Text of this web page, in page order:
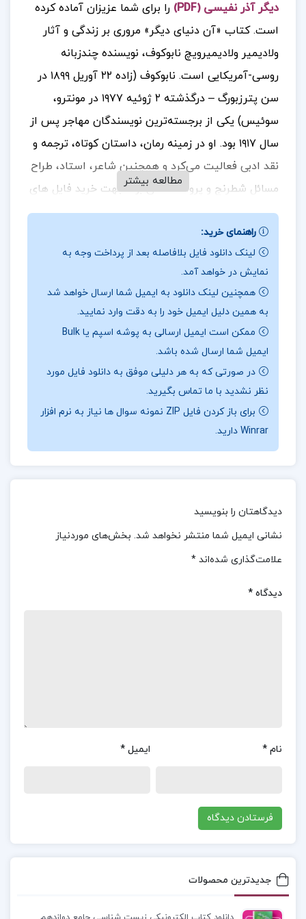
دیگر آذر نفیسی (PDF)
را برای شما عزیزان آماده کرده
است.کتاب «آن دنیای دیگر» مروری بر زندگی و آثار
ولادیمیر ولادیمیرویچ نابوکوف، نویسنده چندزبانه
روسی-آمریکایی است. نابوکوف (زاده ۲۲ آوریل ۱۸۹۹ در
سن پترزبورگ – درگذشته ۲ ژوئیه ۱۹۷۷ در مونترو،
سوئیس) یکی از برجسته‌ترین نویسندگان مهاجر پس از
سال ۱۹۱۷ بود. او در زمینه رمان، داستان کوتاه، ترجمه و
نقد ادبی فعالیت می‌کرد و همچنین شاعر، استاد، طراح
مسائل شطرنج و پروانه‌شناس بود. جهت خرید فایل های
بیشتر پروژه کدهرا دنبال کنید
درباره نویسنده کتاب آن دنیای دیگر آذر نفیسی :
نابوکوف به زبان‌های انگلیسی آمریکایی و روسی
می‌نوشت و بر زبان‌های فرانسوی و آلمانی نیز تسلط
داشت. آثار او تاثیر عمیقی بر ادبیات قرن بیستم
داشتند و او را به یکی از نویسندگان بزرگ این دوره
تبدیل کردند. لولیتا، یکی از برجسته‌ترین آثار نابوکوف،
همواره مورد توجه و بحث بوده است.این کتاب، نگاه
عمیقی به زندگی و کارهای نابوکوف ارائه می‌دهد و به
خوانندگان اجازه می‌دهد تا با این نویسنده چندوجهی و
آثارش بیشتر آشنا شوند. نابوکوف با تخیل و دانش
موضوع کتاب آن دنیای دیگر آذر نفیسی :
بنویسیم. هویت خود را نباید تسلیم کنیم بلکه باید آن
تاکید دارد و معتقد است که هر فرد باید به شیوه‌ای
بیان کند. این نگرش نباکف نشان‌دهنده روحیه‌ای است
که او در نوشته‌ها و زندگی‌اش دنبال کرده است.
معرفی کتاب آن دنیای دیگر آذر نفیسی :کتاب پیش
رو، اثری به قلم دکتر آذر نفیسی، نقد و تاملی بر آثار
مطالعه بیشتر
راهنمای خرید:
لینک دانلود فایل بلافاصله بعد از پرداخت وجه به
نمایش در خواهد آمد.
همچنین لینک دانلود به ایمیل شما ارسال خواهد شد
به همین دلیل ایمیل خود را به دقت وارد نمایید.
ممکن است ایمیل ارسالی به پوشه اسپم یا Bulk
ایمیل شما ارسال شده باشد.
در صورتی که به هر دلیلی موفق به دانلود فایل مورد
نظر نشدید با ما تماس بگیرید.
برای باز کردن فایل ZIP نمونه سوال ها نیاز به نرم افزار
Winrar دارید.
دیدگاهتان را بنویسید
نشانی ایمیل شما منتشر نخواهد شد. بخش‌های موردنیاز
علامت‌گذاری شده‌اند *
دیدگاه *
نام * ایمیل *
جدیدترین محصولات